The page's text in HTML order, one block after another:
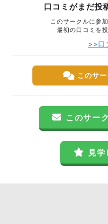
口コミがまだ投
このサークルに参
最初の口コミを
>>口
このサ
このサー
見学